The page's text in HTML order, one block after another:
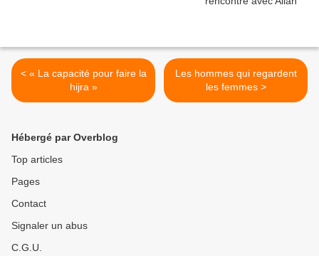
< « La capacité pour faire la
hijra »
Les hommes qui regardent
les femmes >
Hébergé par Overblog
Top articles
Pages
Contact
Signaler un abus
C.G.U.